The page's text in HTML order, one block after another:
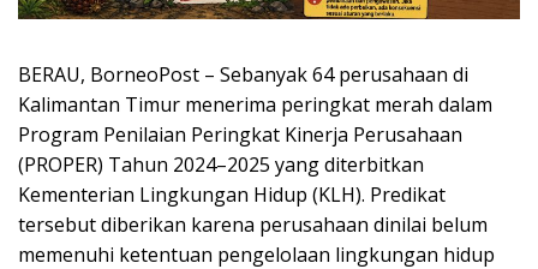
BERAU, BorneoPost – Sebanyak 64 perusahaan di
Kalimantan Timur menerima peringkat merah dalam
Program Penilaian Peringkat Kinerja Perusahaan
(PROPER) Tahun 2024–2025 yang diterbitkan
Kementerian Lingkungan Hidup (KLH). Predikat
tersebut diberikan karena perusahaan dinilai belum
memenuhi ketentuan pengelolaan lingkungan hidup